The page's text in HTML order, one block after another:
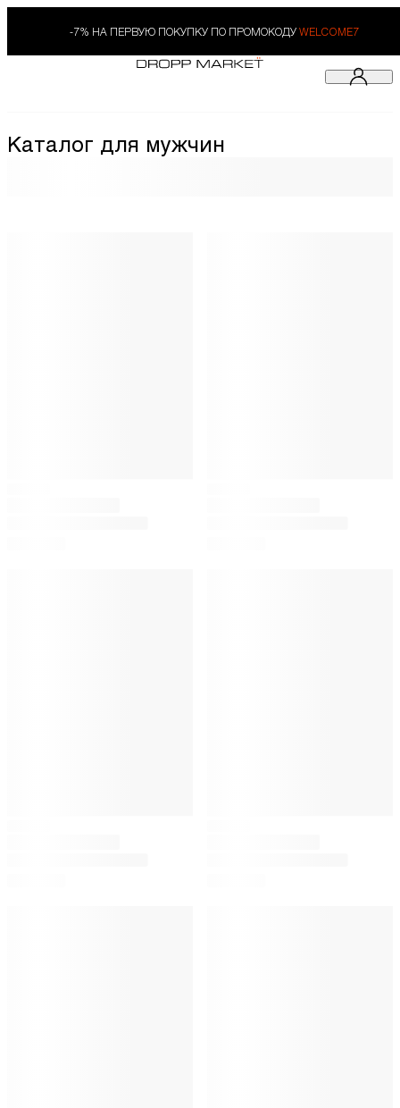
-7% НА ПЕРВУЮ ПОКУПКУ ПО ПРОМОКОДУ WELCOME7
Каталог для мужчин